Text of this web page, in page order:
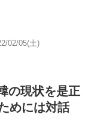
02/05(土)
の現状を是正
めには対話